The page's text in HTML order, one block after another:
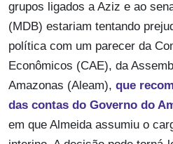
grupos ligados a Aziz e ao
(MDB) estariam tentando
política com um parecer da
Econômicos (CAE), da
Amazonas (Aleam), que
das contas do Governo do
em que Almeida assumiu o